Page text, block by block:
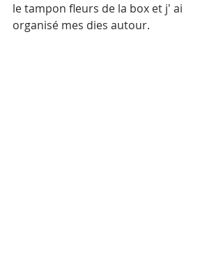
le tampon fleurs de la box et j' ai
organisé mes dies autour.